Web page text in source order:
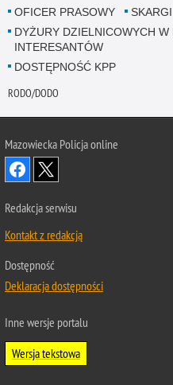
OFICER PRASOWY
DYŻURY DZIELNICOWYCH
INTERESANTÓW
DOSTĘPNOŚĆ KPP
RODO/DODO
Mazowiecka Policja online
Redakcja serwisu
Kontakt z redakcją
Dostępność
Deklaracja dostępności
Inne wersje portalu
Wersja tekstowa